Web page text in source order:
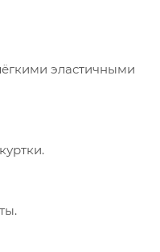
эластичными